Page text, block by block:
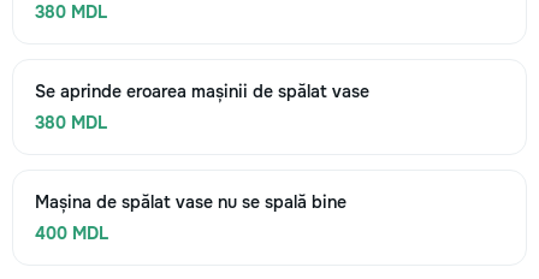
380 MDL
Se aprinde eroarea mașinii de spălat vase
380 MDL
Mașina de spălat vase nu se spală bine
400 MDL